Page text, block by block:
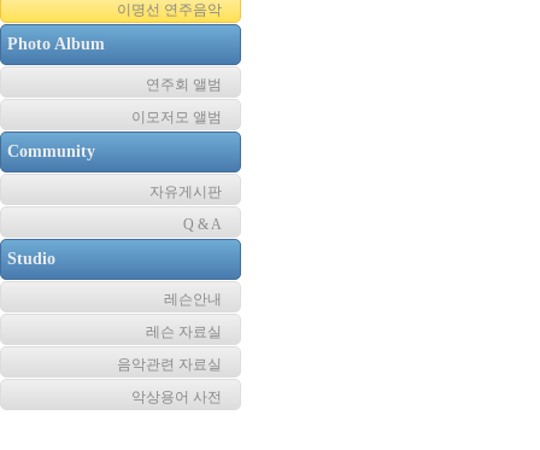
이명선 연주음악
Photo Album
연주회 앨범
이모저모 앨범
Community
자유게시판
Q & A
Studio
레슨안내
레슨 자료실
음악관련 자료실
악상용어 사전